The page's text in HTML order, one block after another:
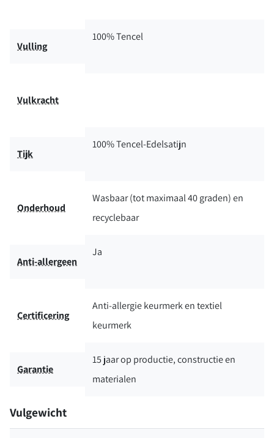
Vulling
100% Tencel
Vulkracht
Tijk
100% Tencel-Edelsatijn
Onderhoud
Wasbaar (tot maximaal 40 graden) en
recyclebaar
Anti-allergeen
Ja
Certificering
Anti-allergie keurmerk en textiel
keurmerk
Garantie
15 jaar op productie, constructie en
materialen
Vulgewicht